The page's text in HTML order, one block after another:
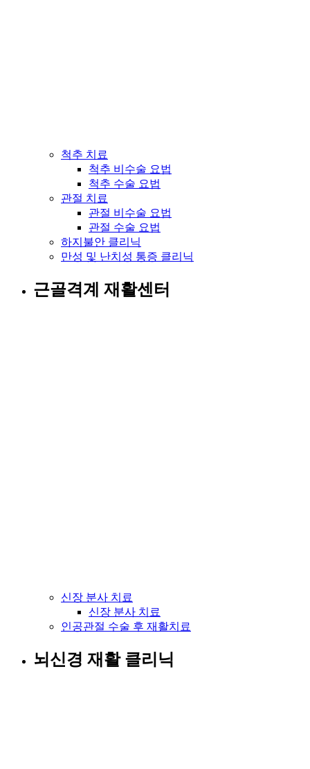
척추 치료
척추 비수술 요법
척추 수술 요법
관절 치료
관절 비수술 요법
관절 수술 요법
하지불안 클리닉
만성 및 난치성 통증 클리닉
근골격계 재활센터
신장 분사 치료
신장 분사 치료
인공관절 수술 후 재활치료
뇌신경 재활 클리닉